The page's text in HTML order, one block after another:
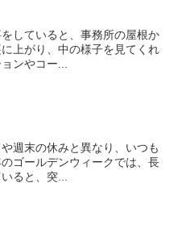
していると、事務所の屋根か
上がり、中の様子を見てくれ
ンやコー...
週末の休みと異なり、いつも
ゴールデンウィークでは、長
ると、突...